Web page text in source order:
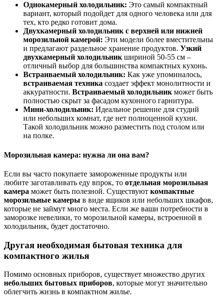
Однокамерный холодильник: Это самый компактный
вариант, который подойдет для одного человека или для
тех, кто редко готовит дома.
Двухкамерный холодильник с верхней или нижней
морозильной камерой: Эти модели более вместительны
и предлагают раздельное хранение продуктов. Узкий
двухкамерный холодильникшириной 50-55 см –
отличный выбор для большинства компактных кухонь.
Встраиваемый холодильник: Как уже упоминалось,
встраиваемая техника создает эффект монолитности и
аккуратности. Встраиваемый холодильникможет быть
полностью скрыт за фасадом кухонного гарнитура.
Мини-холодильник: Идеальное решение для студий
или небольших комнат, где нет полноценной кухни.
Такой холодильник можно разместить под столом или
на полке.
Морозильная камера: нужна ли она вам?
Если вы часто покупаете замороженные продукты или
любите заготавливать еду впрок, то отдельная морозильная
камера может быть полезной. Существуют компактные
морозильные камеры в виде ящиков или небольших шкафов,
которые не займут много места. Если же ваши потребности в
заморозке невелики, то морозильной камеры, встроенной в
холодильник, будет достаточно.
Другая необходимая бытовая техника для
компактного жилья
Помимо основных приборов, существует множество других
небольших бытовых приборов, которые могут значительно
облегчить жизнь в компактном жилье.